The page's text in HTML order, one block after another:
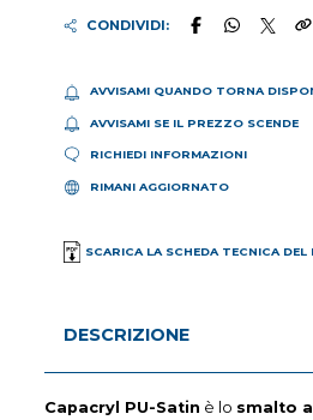
CONDIVIDI:
AVVISAMI QUANDO TORNA
AVVISAMI SE IL PREZZO SCENDE
RICHIEDI INFORMAZIONI
RIMANI AGGIORNATO
SCARICA LA SCHEDA TECNICA
DESCRIZIONE
Capacryl PU-Satin è lo smalto